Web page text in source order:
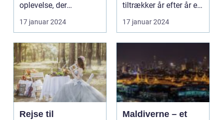
oplevelse, der
tilfredsstiller enhver
eventy...
17 januar 2024
tiltrækker år efter år et
utal af rejsende og e...
17 januar 2024
Rejse til
Maldiverne – et